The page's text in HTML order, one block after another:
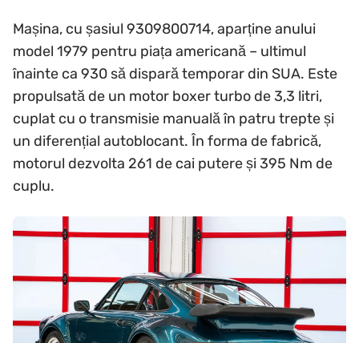
Mașina, cu șasiul 9309800714, aparține anului
model 1979 pentru piața americană – ultimul
înainte ca 930 să dispară temporar din SUA. Este
propulsată de un motor boxer turbo de 3,3 litri,
cuplat cu o transmisie manuală în patru trepte și
un diferențial autoblocant. În forma de fabrică,
motorul dezvolta 261 de cai putere și 395 Nm de
cuplu.